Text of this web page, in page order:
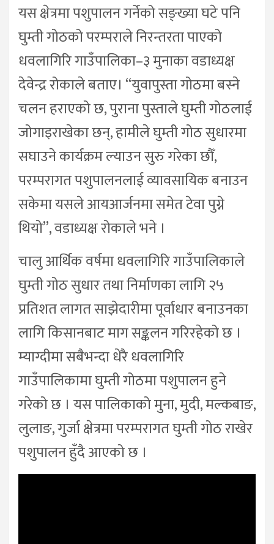
यस क्षेत्रमा पशुपालन गर्नेको सङ्ख्या घटे पनि
घुम्ती गोठको परम्पराले निरन्तरता पाएको
धवलागिरि गाउँपालिका–३ मुनाका वडाध्यक्ष
देवेन्द्र रोकाले बताए। “युवापुस्ता गोठमा बस्ने
चलन हराएको छ, पुराना पुस्ताले घुम्ती गोठलाई
जोगाइराखेका छन्, हामीले घुम्ती गोठ सुधारमा
सघाउने कार्यक्रम ल्याउन सुरु गरेका छौँ,
परम्परागत पशुपालनलाई व्यावसायिक बनाउन
सकेमा यसले आयआर्जनमा समेत टेवा पुग्ने
थियो”, वडाध्यक्ष रोकाले भने ।
चालु आर्थिक वर्षमा धवलागिरि गाउँपालिकाले
घुम्ती गोठ सुधार तथा निर्माणका लागि २५
प्रतिशत लागत साझेदारीमा पूर्वाधार बनाउनका
लागि किसानबाट माग सङ्कलन गरिरहेको छ ।
म्याग्दीमा सबैभन्दा धेरै धवलागिरि
गाउँपालिकामा घुम्ती गोठमा पशुपालन हुने
गरेको छ । यस पालिकाको मुना, मुदी, मल्कबाङ,
लुलाङ, गुर्जा क्षेत्रमा परम्परागत घुम्ती गोठ राखेर
पशुपालन हुँदै आएको छ ।